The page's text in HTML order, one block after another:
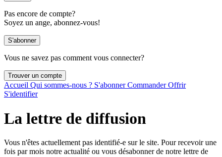
Pas encore de compte?
Soyez un ange, abonnez-vous!
Vous ne savez pas comment vous connecter?
Accueil Qui sommes-nous ? S'abonnerCommanderOffrir
S'identifier
La lettre de diffusion
Vous n'êtes actuellement pas identifié-e sur le site. Pour recevoir une
fois par mois notre actualité ou vous désabonner de notre lettre de